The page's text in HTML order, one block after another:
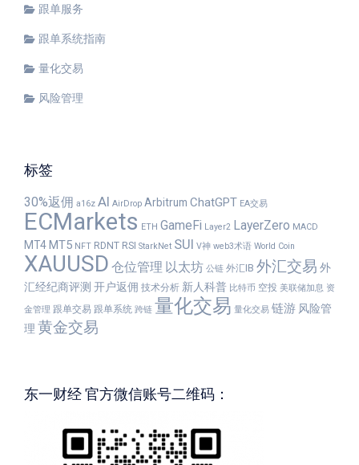
跟单服务
跟单系统指南
量化交易
风险管理
标签
30%返佣 a16z AI AirDrop Arbitrum ChatGPT EA交易
ECMarkets ETH GameFi Layer2 LayerZero MACD
MT4MT5 NFT RDNT RSI StarkNet SUI V神 web3术语 World Coin
XAUUSD 仓位管理 以太坊 公链 外汇IB 外汇交易 外
汇经纪商评测 开户返佣 技术分析 新人科普 比特币 空投 美联储加息 资
金管理 跟单交易 跟单系统 跨链 量化交易 量化交易 链游 风险管
理 黄金交易
东一财经 官方微信账号二维码：